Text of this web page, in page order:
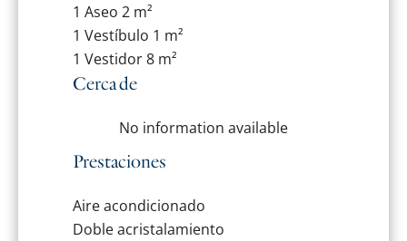
1 Aseo 2 m²
1 Vestíbulo 1 m²
1 Vestidor8 m²
Cerca de
No information available
Prestaciones
Aire acondicionado
Doble acristalamiento